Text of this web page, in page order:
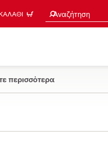
Αναζήτηση
Search suggestions
περισσότερα